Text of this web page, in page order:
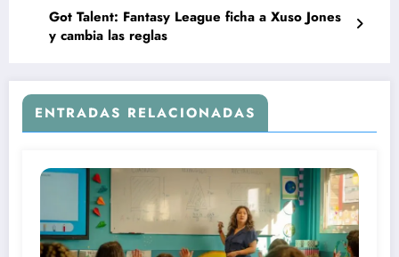
Got Talent: Fantasy League ficha a Xuso Jones
y cambia las reglas
ENTRADAS RELACIONADAS